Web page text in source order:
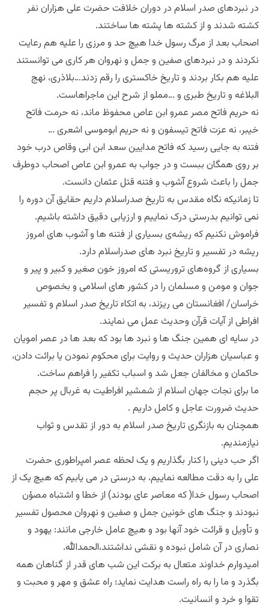
در نبردهای صدر اسلام در دوران خلافت حضرت علی هزاران نفر
کشته شدند و از کشته ها پشته ها ساختند.
اصحاب بعد از مرگ رسول خدا هیچ حد و مرزی را علیه هم رعایت
نکردند و در نبردهای صفین و جمل و نهروان هر کاری می توانستند
علیه هم بکار بردند و تاریخ خاکستری را رقم زدند…بلاذری، نهج
البلاغه و تاریخ طبری و …مملو از شرح این ماجراهاست.
نه حریم فاتح مصر عمرو ابن عاص محفوظ ماند، نه حرمت فاتح
خیبر، نه عزت فاتح تیسفون و نه حریم ابوموسی اشعری …
فتنه به جایی رسید که فاتح مدایین سعد ابن ابی وقاص درب خود
بر روی همگان ببست و در جواب به عمرو ابن عاص اصحاب دوطرف
جمل را باعث شروع آشوب و فتنه قتل عثمان دانست.
تا زمانیکه نگاه مقدس به تاریخ صدراسلام داریم حقایق آن دوره را
نمی توانیم بدرستی درک نماییم و ارزیابی دقیق داشته باشیم.
فراموش نکنیم که ریشه‌ی بسیاری از فتنه ها و آشوب های امروز
ریشه در تفسیر و تاریخ نبرد های صدراسلام دارد.
بسیاری از گروه‌های تروریستی که امروز خون صغیر و کبیر و پیر و
جوان و مومن و مسلمان را در کشور های اسلامی و بخصوص
خراسان/ افغانستان می ریزند، به اتکاء تاریخ صدر اسلام و تفسیر
افراطی از آیات قرآن وحدیث عمل می نمایند.
در سایه ای همین جنگ ها و نبرد ها بود که بعد ها در عصر امویان
و عباسیان هزاران حدیث و روایت برای محکوم نمودن یا برائت دادن،
حاکمان و مخالفان جعل شد و اسباب تکفیر را فراهم ساخت.
ما برای نجات جهان اسلام از شمشیر افراطیت به غربال پر حجم
حدیث ضرورت عاجل و کامل داریم .
همچنان به بازنگری تاریخ صدر اسلام به دور از تقدس و ثواب
نیازمندیم.
اگر حب دینی را کنار بگذاریم و یک لحظه عصر امپراطوری حضرت
علی را به دقت مطالعه نماییم، به درستی در می یابیم که هیچ یک از
اصحاب رسول خدا( که معاصر عای بودند) از خطا و اشتباه مصؤن
نبودند و جنگ های خونین جمل و صفین و نهروان محصول تفسیر
و تأویل و قرائت خود آنها بود و هیچ عامل خارجی مانند: یهود و
نصاری در آن شامل نبوده و نقشی نداشتند،الحمدالله.
امیدوارم خداوند متعال به برکت این شب های قدر از گناهان همه
بگذرد و ما را به راه راست هدایت نماید؛ راه عشق و مهر و محبت و
تقوا و خرد و انسانیت.